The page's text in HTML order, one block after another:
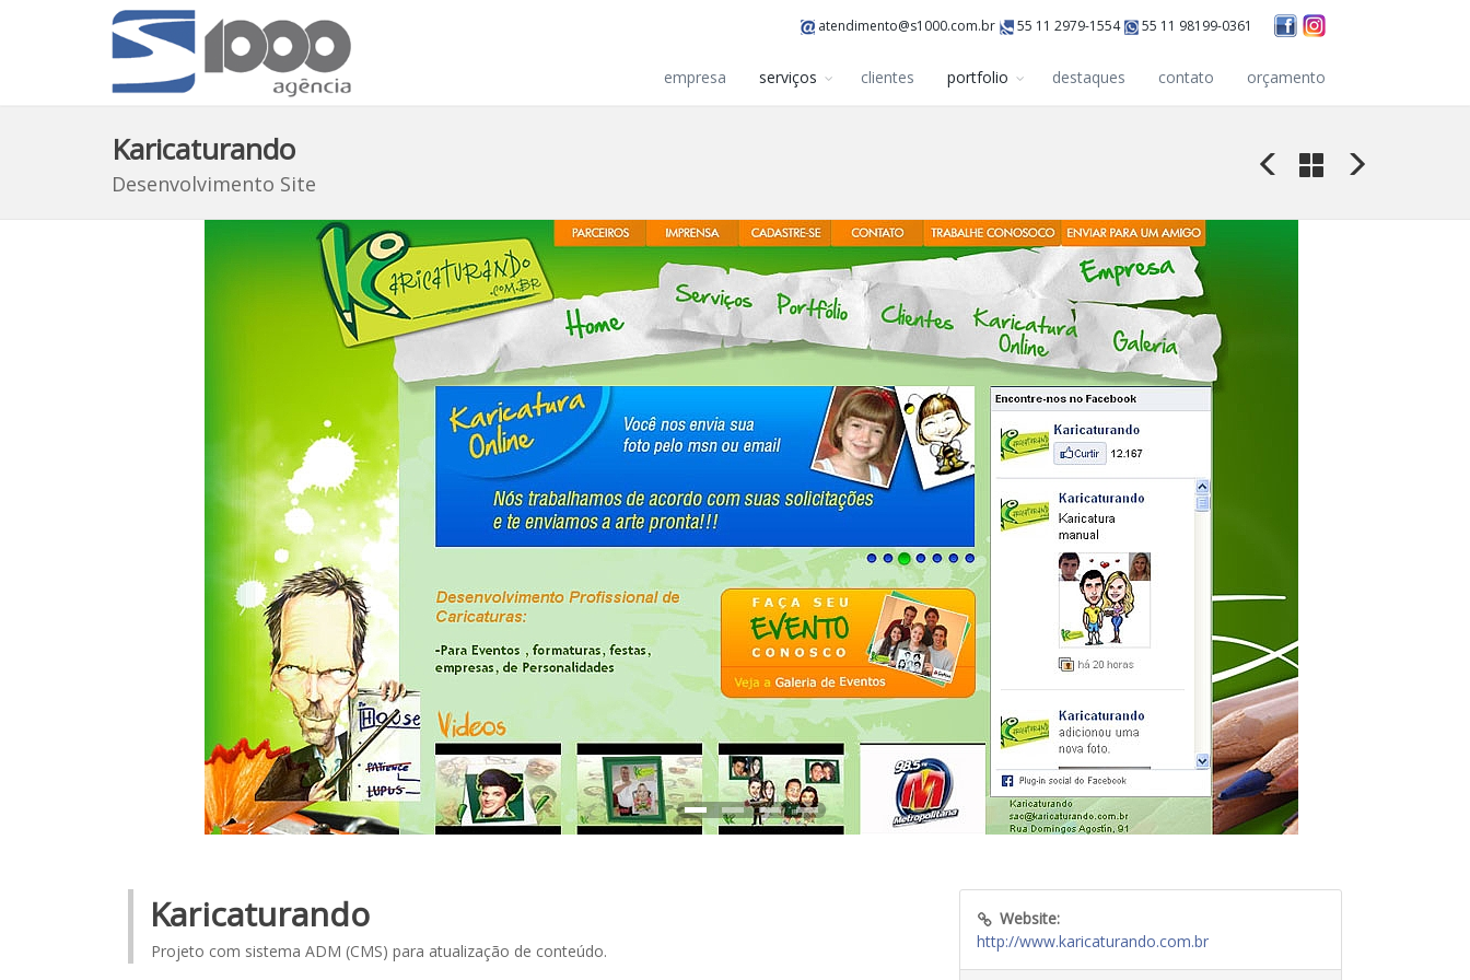
atendimento@s1000.com.br 55 11 2979-1554 55 11 98199-0361
empresa serviços clientes portfolio destaques contato orçamento
Karicaturando
Desenvolvimento Site
Karicaturando
Projeto com sistema ADM (CMS) para atualização de conteúdo.
Website:
http://www.karicaturando.com.br